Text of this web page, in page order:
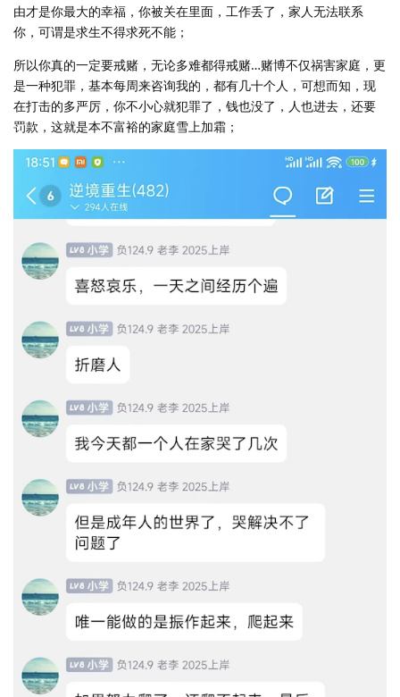
由才是你最大的幸福，你被关在里面，工作丢了，家人无法联系
你，可谓是求生不得求死不能；
所以你真的一定要戒赌，无论多难都得戒赌…赌博不仅祸害家庭，更
是一种犯罪，基本每周来咨询我的，都有几十个人，可想而知，现
在打击的多严厉，你不小心就犯罪了，钱也没了，人也进去，还要
罚款，这就是本不富裕的家庭雪上加霜；